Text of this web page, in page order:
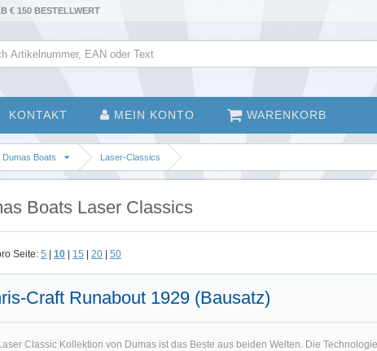
€ 150 BESTELLWERT
KONTAKT MEIN KONTO WARENKORB
Dumas Boats Laser-Classics
Boats Laser Classics
Seite: 5 | 10 | 15 | 20 | 50
Craft Runabout 1929 (Bausatz)
Classic Kollektion von Dumas ist das Beste aus beiden Welten. Die